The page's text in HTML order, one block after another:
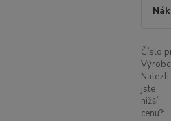
Číslo
Nalezli
jste
nižší
cenu?: